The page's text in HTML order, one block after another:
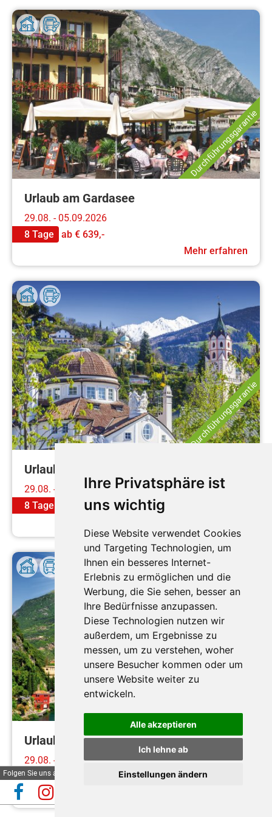
Ihre Privatsphäre ist
uns wichtig
Diese Website verwendet Cookies
und Targeting Technologien, um
Ihnen ein besseres Internet-
Erlebnis zu ermöglichen und die
Werbung, die Sie sehen, besser an
Ihre Bedürfnisse anzupassen.
Diese Technologien nutzen wir
außerdem, um Ergebnisse zu
messen, um zu verstehen, woher
unsere Besucher kommen oder um
unsere Website weiter zu
entwickeln.
Alle akzeptieren
Ich lehne ab
Einstellungen ändern
Automatische Reiseauskunft
Durchführungsgarantie
Urlaub am Gardasee
29.08. - 05.09.2026
8 Tage
ab € 639,-
Mehr erfahren
Durchführungsgarantie
Urlaub in Südtirol
29.08. - 05.09.2026
8 Tage
€ 659,-
Durchführungsgarantie
Urlaub am Gardasee
29.08. - 12.09.2026
15 Tage
Folgen Sie uns auf